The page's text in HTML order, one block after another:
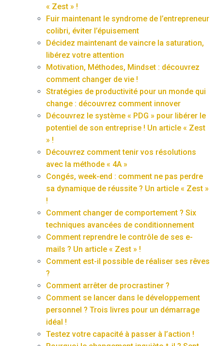
« Zest » !
Fuir maintenant le syndrome de l’entrepreneur
colibri, éviter l’épuisement
Décidez maintenant de vaincre la saturation,
libérez votre attention
Motivation, Méthodes, Mindset : découvrez
comment changer de vie !
Stratégies de productivité pour un monde qui
change : découvrez comment innover
Découvrez le système « PDG » pour libérer le
potentiel de son entreprise ! Un article « Zest
» !
Découvrez comment tenir vos résolutions
avec la méthode « 4A »
Congés, week-end : comment ne pas perdre
sa dynamique de réussite ? Un article « Zest »
!
Comment changer de comportement ? Six
techniques avancées de conditionnement
Comment reprendre le contrôle de ses e-
mails ? Un article « Zest » !
Comment est-il possible de réaliser ses rêves
?
Comment arrêter de procrastiner ?
Comment se lancer dans le développement
personnel ? Trois livres pour un démarrage
idéal !
Testez votre capacité à passer à l’action !